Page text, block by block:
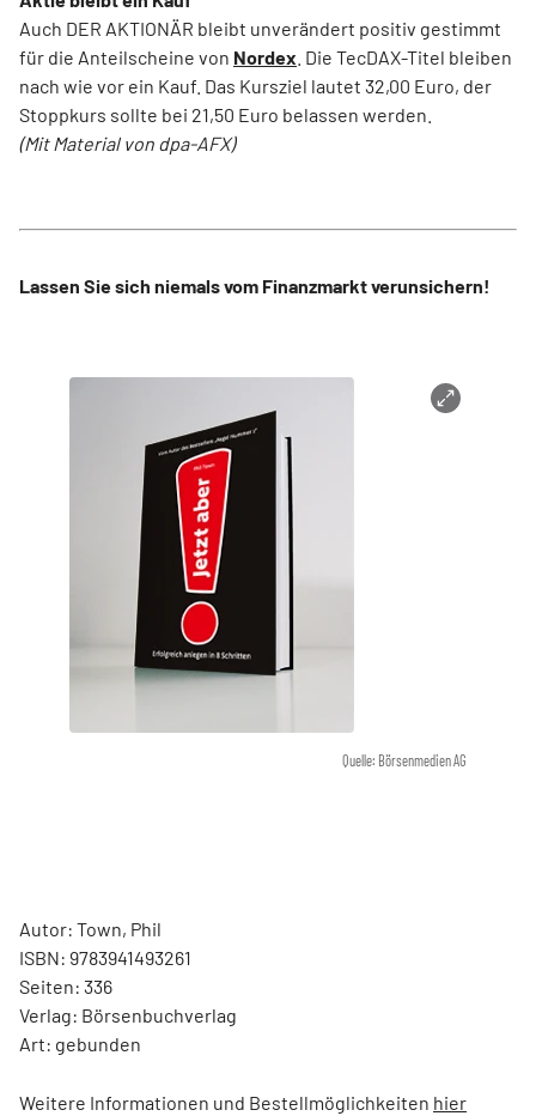
Auch DER AKTIONÄR bleibt unverändert positiv gestimmt
für die Anteilscheine von Nordex . Die TecDAX-Titel bleiben
nach wie vor ein Kauf. Das Kursziel lautet 32,00 Euro, der
Stoppkurs sollte bei 21,50 Euro belassen werden.
(Mit Material von dpa-AFX)
Lassen Sie sich niemals vom Finanzmarkt verunsichern!
Quelle: Börsenmedien AG
Autor: Town, Phil
ISBN: 9783941493261
Seiten: 336
Verlag: Börsenbuchverlag
Art: gebunden
Weitere Informationen und Bestellmöglichkeiten hier